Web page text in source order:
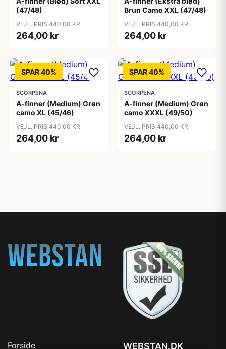
(47/48)
VEJL. PRIS 440,00 KR
264,00 kr
Brun Camo XXL (47/48)
VEJL. PRIS 440,00 KR
264,00 kr
SPAR 40%
SCORPENA
A-finner (Medium) Grøn
camo XL (45/46)
VEJL. PRIS 440,00 KR
264,00 kr
SPAR 40%
SCORPENA
A-finner (Medium) Grøn
camo XXXL (49/50)
VEJL. PRIS 440,00 KR
264,00 kr
Forside WEBSTAN.DK